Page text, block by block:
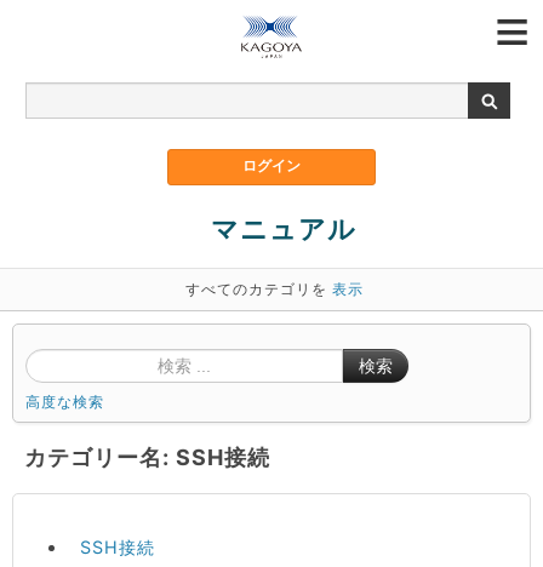
マニュアル
すべてのカテゴリを 表示
検索
高度な検索
カテゴリー名: SSH接続
SSH接続